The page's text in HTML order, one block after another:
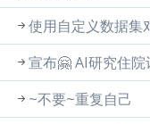
使用自定义数据集
宣布🤗 AI研究住院
~不要~重复自己